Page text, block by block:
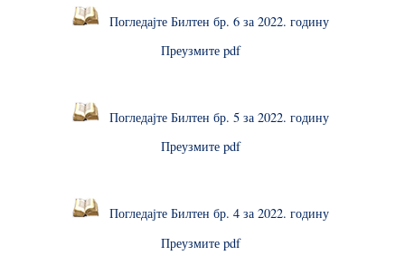
Погледајте Билтен бр. 6 за 2022. годину
Преузмите pdf
Погледајте Билтен бр. 5 за 2022. годину
Преузмите pdf
Погледајте Билтен бр. 4 за 2022. годину
Преузмите pdf